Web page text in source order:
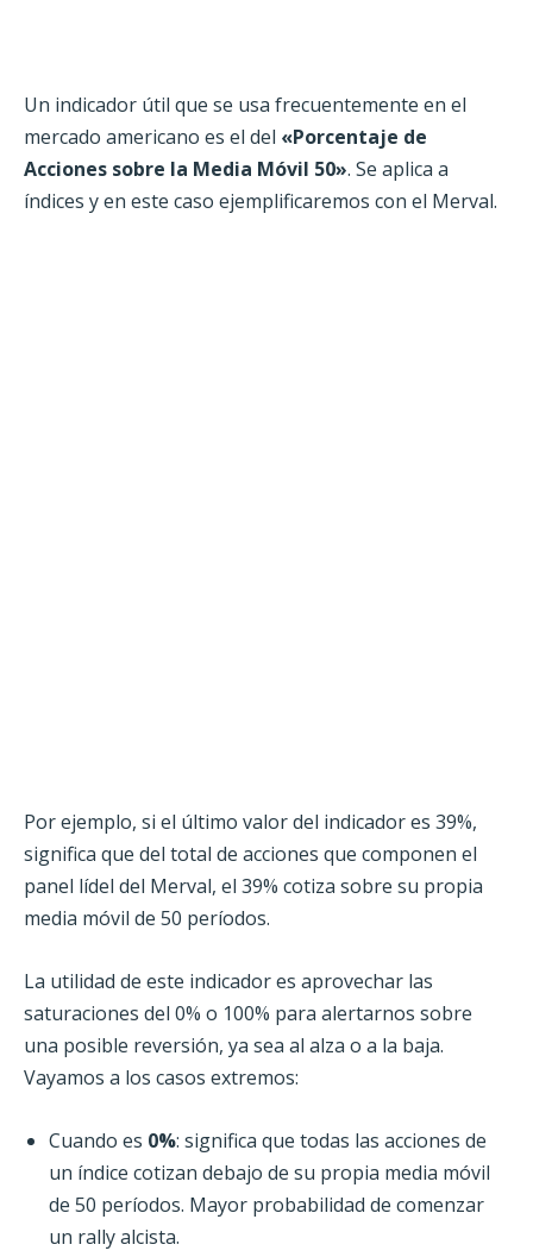
Un indicador útil que se usa frecuentemente en el
mercado americano es el del «Porcentaje de
Acciones sobre la Media Móvil 50». Se aplica a
índices y en este caso ejemplificaremos con el Merval.
Por ejemplo, si el último valor del indicador es 39%,
significa que del total de acciones que componen el
panel lídel del Merval, el 39% cotiza sobre su propia
media móvil de 50 períodos.
La utilidad de este indicador es aprovechar las
saturaciones del 0% o 100% para alertarnos sobre
una posible reversión, ya sea al alza o a la baja.
Vayamos a los casos extremos:
Cuando es 0%: significa que todas las acciones de
un índice cotizan debajo de su propia media móvil
de 50 períodos. Mayor probabilidad de comenzar
un rally alcista.